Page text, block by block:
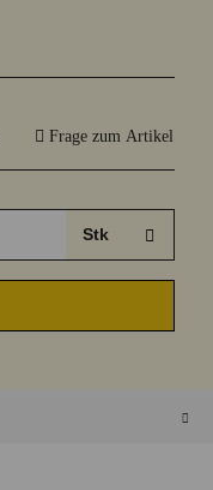
Frage zum Artikel
Stk